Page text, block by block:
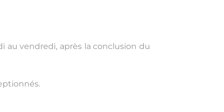
au vendredi, après la conclusion du